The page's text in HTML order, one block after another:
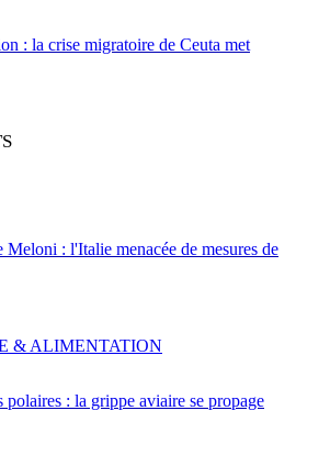
: la crise migratoire de Ceuta met
Meloni : l'Italie menacée de mesures de
polaires : la grippe aviaire se propage
& ALIMENTATION